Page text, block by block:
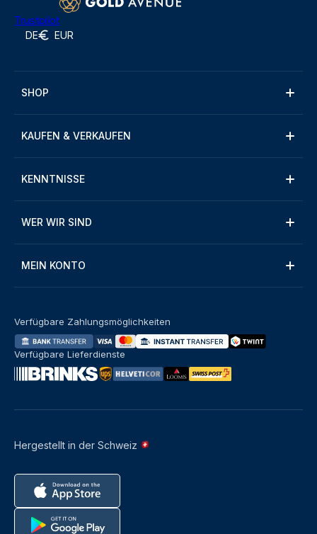
Trustpilot
DE EUR
SHOP
KAUFEN & VERKAUFEN
KENNTNISSE
WER WIR SIND
MEIN KONTO
Hergestellt in der Schweiz
Verfügbare Zahlungsmöglichkeiten
Verfügbare Lieferdienste